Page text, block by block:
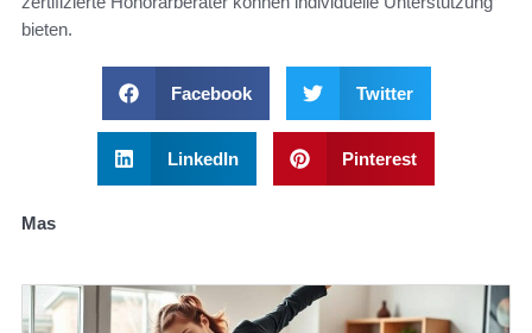
bieten.
Facebook Twitter
LinkedIn Pinterest
Mas